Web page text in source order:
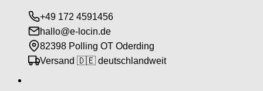
+49 172 4591456
hallo@e-locin.de
82398 Polling OT Oderding
Versand 🇩🇪 deutschlandweit